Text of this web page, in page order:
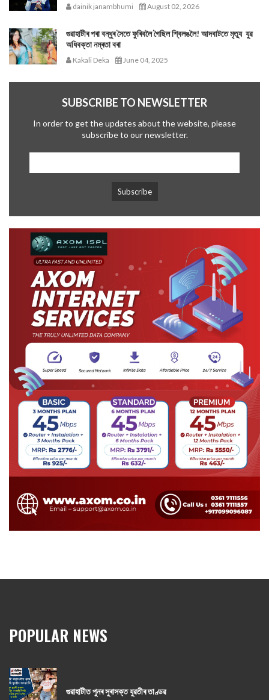
dainik janambhumi August 02, 2026
গুৱাহাটীৰ পৰা বন্ধুৰ সৈতে ফুৰিবলৈ গৈছিল শ্বিলঙলৈ! আদবাটতে মৃত্যু যুৱ
অধিবক্তা নম্ৰতা বৰা
Kakali Deka June 04, 2025
SUBSCRIBE TO NEWSLETTER
In order to get the updates about the website, please
subscribe to our newsletter.
POPULAR NEWS
গুৱাহাটীত পুনৰ সুৰাসক্ত যুৱতীৰ তাণ্ডৱ